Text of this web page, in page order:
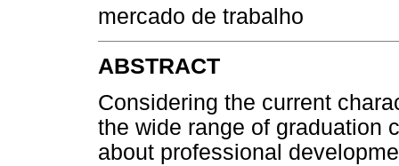
mercado de trabalho
ABSTRACT
Considering the current
the wide range of graduation
about professional